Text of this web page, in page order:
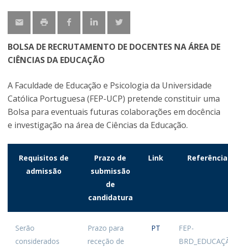
BOLSA DE RECRUTAMENTO DE DOCENTES NA ÁREA DE
CIÊNCIAS DA EDUCAÇÃO
A Faculdade de Educação e Psicologia da Universidade
Católica Portuguesa (FEP-UCP) pretende constituir uma
Bolsa para eventuais futuras colaborações em docência
e investigação na área de Ciências da Educação.
Requisitos de
admissão
Prazo de
submissão
de
candidatura
Link Referência
Serão
considerados
Prazo para
receção de
PT
FEP-